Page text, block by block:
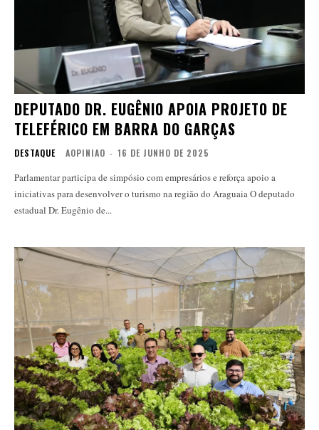
DEPUTADO DR. EUGÊNIO APOIA PROJETO DE
TELEFÉRICO EM BARRA DO GARÇAS
DESTAQUE AOPINIAO - 16 DE JUNHO DE 2025
Parlamentar participa de simpósio com empresários e reforça apoio a
iniciativas para desenvolver o turismo na região do Araguaia O deputado
estadual Dr. Eugênio de...